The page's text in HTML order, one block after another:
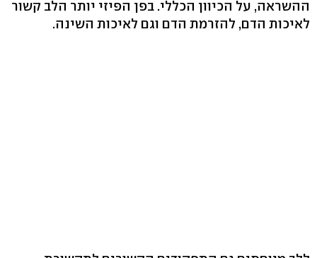
ההשראה, על הכיוון הכללי. בפן הפיזי יותר הלב קשור
לאיכות הדם, להזרמת הדם וגם לאיכות השינה.